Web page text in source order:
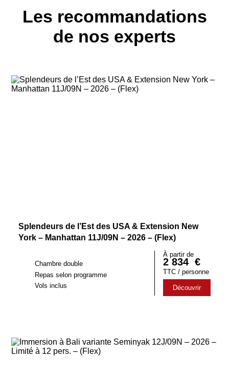
Les recommandations
de nos experts
Splendeurs de l’Est des USA & Extension New
York – Manhattan 11J/09N – 2026 – (Flex)
Chambre double
Repas selon programme
Vols inclus
À partir de
2 834 €
TTC / personne
Découvrir